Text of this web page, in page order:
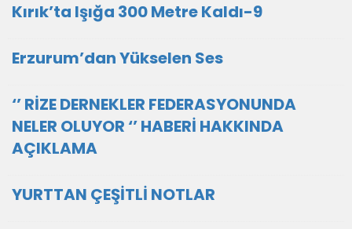
Kırık’ta Işığa 300 Metre Kaldı-9
Erzurum’dan Yükselen Ses
‘’ RİZE DERNEKLER FEDERASYONUNDA
NELER OLUYOR ‘’ HABERİ HAKKINDA
AÇIKLAMA
YURTTAN ÇEŞİTLİ NOTLAR